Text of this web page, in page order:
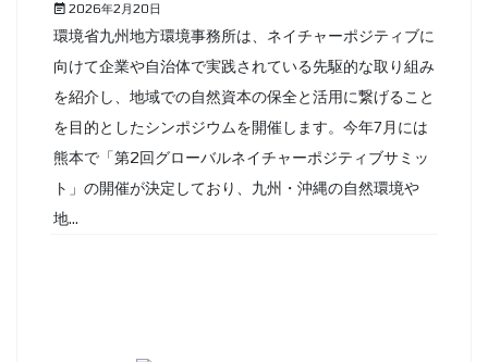
2026年2月20日
環境省九州地方環境事務所は、ネイチャーポジティブに
向けて企業や自治体で実践されている先駆的な取り組み
を紹介し、地域での自然資本の保全と活用に繋げること
を目的としたシンポジウムを開催します。今年7月には
熊本で「第2回グローバルネイチャーポジティブサミッ
ト」の開催が決定しており、九州・沖縄の自然環境や
地...